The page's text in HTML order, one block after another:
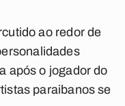
ao redor de
após o jogador do
paraibanos se